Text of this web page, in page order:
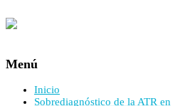
Menú
Inicio
Sobrediagnóstico de la ATR en